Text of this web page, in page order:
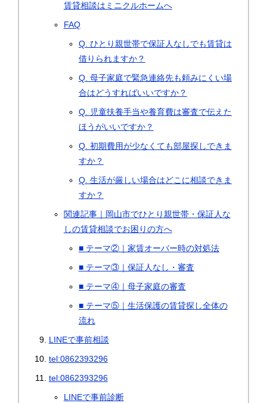
賃貸相談はミニクルホームへ
FAQ
Q. ひとり親世帯で保証人なしでも賃貸は
借りられますか？
Q. 母子家庭で緊急連絡先も頼みにくい場
合はどうすればいいですか？
Q. 児童扶養手当や養育費は審査で伝えた
ほうがいいですか？
Q. 初期費用が少なくても部屋探しできま
すか？
Q. 生活が厳しい場合はどこに相談できま
すか？
関連記事｜岡山市でひとり親世帯・保証人な
しの賃貸相談でお困りの方へ
■ テーマ②｜家賃オーバー時の対処法
■ テーマ③｜保証人なし・審査
■ テーマ④｜母子家庭の審査
■ テーマ⑤｜生活保護の賃貸探し全体の
流れ
LINEで事前相談
tel:0862393296
tel:0862393296
LINEで事前診断